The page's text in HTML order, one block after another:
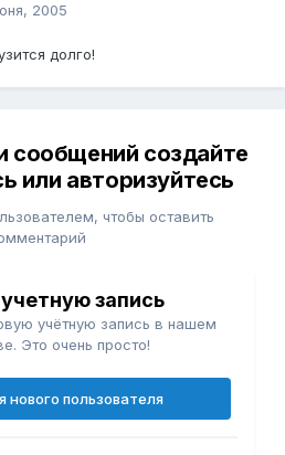
2005
долго!
сообщений создайте
или авторизуйтесь
чтобы оставить
запись
учётную запись в нашем
Это очень просто!
нового пользователя